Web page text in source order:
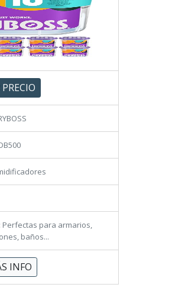
PRECIO
Perfectas para armarios,
baños...
INFO